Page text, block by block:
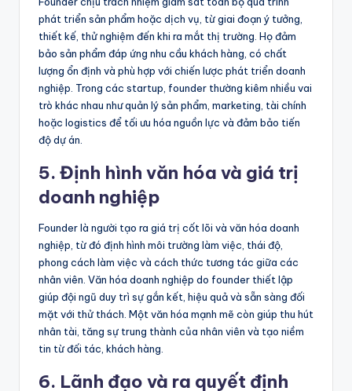
phát triển sản phẩm hoặc dịch vụ, từ giai đoạn ý tưởng,
thiết kế, thử nghiệm đến khi ra mắt thị trường. Họ đảm
bảo sản phẩm đáp ứng nhu cầu khách hàng, có chất
lượng ổn định và phù hợp với chiến lược phát triển doanh
nghiệp. Trong các startup, founder thường kiêm nhiều vai
trò khác nhau như quản lý sản phẩm, marketing, tài chính
hoặc logistics để tối ưu hóa nguồn lực và đảm bảo tiến
độ dự án.
5. Định hình văn hóa và giá trị
doanh nghiệp
Founder là người tạo ra giá trị cốt lõi và văn hóa doanh
nghiệp, từ đó định hình môi trường làm việc, thái độ,
phong cách làm việc và cách thức tương tác giữa các
nhân viên. Văn hóa doanh nghiệp do founder thiết lập
giúp đội ngũ duy trì sự gắn kết, hiệu quả và sẵn sàng đối
mặt với thử thách. Một văn hóa mạnh mẽ còn giúp thu hút
nhân tài, tăng sự trung thành của nhân viên và tạo niềm
tin từ đối tác, khách hàng.
6. Lãnh đạo và ra quyết định